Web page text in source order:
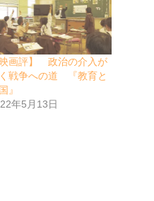
映画評】 政治の介入が
戦争への道 『教育と
』
年5月13日